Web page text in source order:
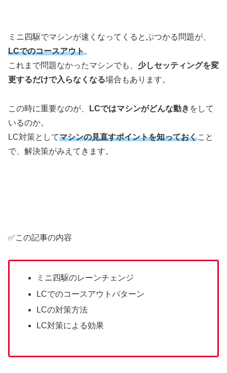
ミニ四駆でマシンが速くなってくるとぶつかる問題が、
LCでのコースアウト。
これまで問題なかったマシンでも、 少しセッティングを変
更するだけで入らなくなる場合もあります。
この時に重要なのが、 LCではマシンがどんな動き をして
いるのか。
LC対策としてマシンの見直すポイントを知っておくこと
で、解決策がみえてきます。
✅この記事の内容
ミニ四駆のレーンチェンジ
LCでのコースアウトパターン
LCの対策方法
LC対策による効果